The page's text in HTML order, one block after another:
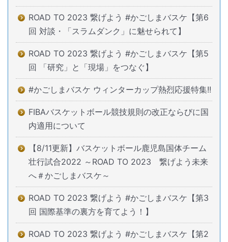
ROAD TO 2023 繋げよう #かごしまバスケ【第6
回 対談・「スラムダンク」に魅せられて】
ROAD TO 2023 繋げよう #かごしまバスケ【第5
回 「研究」と「現場」をつなぐ】
#かごしまバスケ ウィンターカップ熱烈応援特集!!
FIBAバスケットボール競技規則の改正ならびに国
内適用について
【8/11更新】バスケットボール鹿児島国体チーム
壮行試合2022 ～ROAD TO 2023 繋げよう未来
へ＃かごしまバスケ～
ROAD TO 2023 繋げよう #かごしまバスケ【第3
回 国際基準の裏方を育てよう！】
ROAD TO 2023 繋げよう #かごしまバスケ【第2